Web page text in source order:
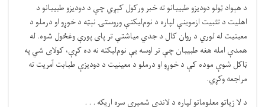
د هېواد ټولو دودیزو طبیبانو ته خبر ورکول کېږي چې د دودیزو طبیبانو د
اهلیت د تثبیت ازموینې لپاره د نوم‌لیکنې وروستۍ نېټه د خوړو او درملو د
معینیت له لوري د روان کال د جدي میاشتې تر پای پورې وغځول شوه. له
همدې امله هغه طبیبان چې تر اوسه یې نوم‌لیکنه نه ده کړې، کولای شي په
ټاکل شوې موده کې د خوړو او درملو د معینیت د دودیزې طبابت آمریت ته
مراجعه وکړي.
د لا زیاتو معلوماتو لپاره د لاندې شمېرې سره اړیکه . . .